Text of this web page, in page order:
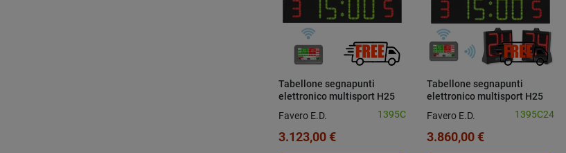
Tabellone segnapunti
elettronico multisport H25
Favero E.D. 1395C
3.123,00 €
Tabellone segnapunti
elettronico multisport H25
con console e pannelli 24
secondi
Favero E.D. 1395C24
3.860,00 €